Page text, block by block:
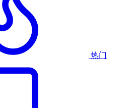
热门